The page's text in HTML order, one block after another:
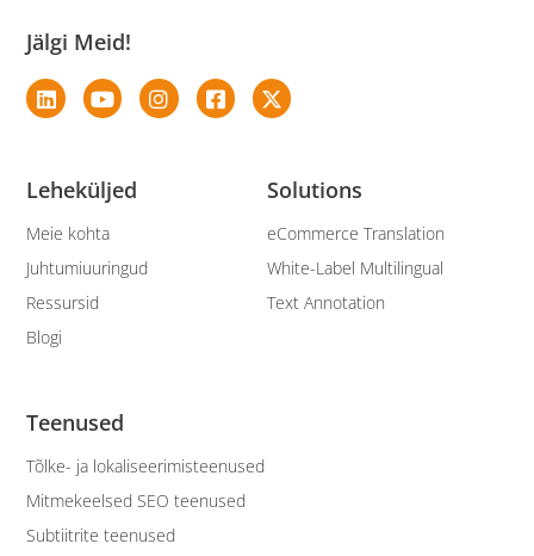
Teenused
Tõlke- ja lokaliseerimisteenused
Mitmekeelsed SEO teenused
Subtiitrite teenused
Solutions
eCommerce Translation
White-Label Multilingual
Text Annotation
Leheküljed
Meie kohta
Juhtumiuuringud
Ressursid
Blogi
Jälgi Meid!